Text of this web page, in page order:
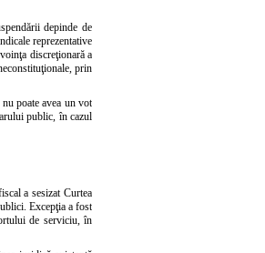
depinde de
reprezentative
discreţionară a
prin
poate avea un vot
public, în cazul
a sesizat Curtea
Excepţia a fost
de serviciu, în